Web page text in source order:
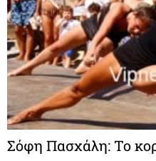
Σόφη Πασχάλη: Το